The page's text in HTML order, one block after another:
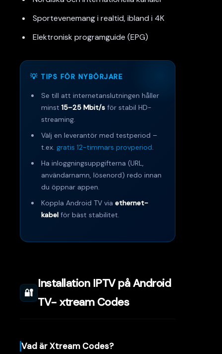
Sportevenemang i realtid, ibland i 4K
Elektronisk programguide (EPG)
💡 TIPS FÖR NYBÖRJARE
Se till att internetanslutningen håller
minst 15–25 Mbit/s för stabil HD-
streaming.
Välj en leverantör med testperiod –
t.ex. gratis 12-timmars provperiod.
Ha inloggningsuppgifterna (URL,
användarnamn, lösenord) redo innan
du öppnar appen.
Koppla Android TV via ethernet-
kabel för bäst stabilitet.
🔐
Installation IPTV på Android
TV- xtream Codes
Vad är Xtream Codes?